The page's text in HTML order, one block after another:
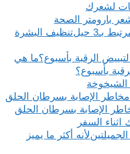
لشعرك
بارومتر الصحة
تنظيف البشرة
ما هي
بأسبوع؟
الشيخوخة
الإصابة بسرطان الحلق
اثناء السفر
لأنه أكثر ما يميز